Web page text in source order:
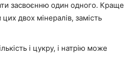
засвоєнню один одного. Краще
двох мінералів, замість
і цукру, і натрію може